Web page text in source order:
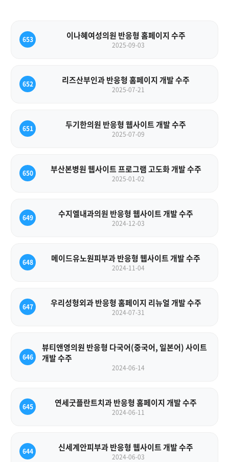
653 이나혜여성의원 반응형 홈페이지 수주
2025-09-03
652 리즈산부인과 반응형 홈페이지 개발 수주
2025-07-21
651 두기한의원 반응형 웹사이트 개발 수주
2025-07-09
650 부산본병원 웹사이트 프로그램 고도화 개발 수주
2025-01-02
649 수지엘내과의원 반응형 웹사이트 개발 수주
2024-12-03
648 메이드유노원피부과 반응형 웹사이트 개발 수주
2024-11-04
647 우리성형외과 반응형 홈페이지 리뉴얼 개발 수주
2024-07-31
646
뷰티앤영의원 반응형 다국어(중국어, 일본어) 사이트
개발 수주
2024-06-14
645 연세굿플란트치과 반응형 홈페이지 개발 수주
2024-06-11
644 신세계안피부과 반응형 웹사이트 개발 수주
2024-06-03